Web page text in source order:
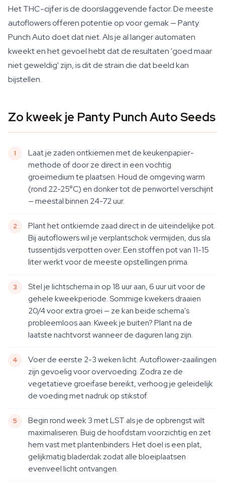
Het THC-cijfer is de doorslaggevende factor. De meeste
autoflowers offeren potentie op voor gemak — Panty
Punch Auto doet dat niet. Als je al langer automaten
kweekt en het gevoel hebt dat de resultaten 'goed maar
niet geweldig' zijn, is dit de strain die dat beeld kan
bijstellen.
Zo kweek je Panty Punch Auto Seeds
Laat je zaden ontkiemen met de keukenpapier-
methode of door ze direct in een vochtig
groeimedium te plaatsen. Houd de omgeving warm
(rond 22-25°C) en donker tot de penwortel verschijnt
— meestal binnen 24-72 uur.
Plant het ontkiemde zaad direct in de uiteindelijke pot.
Bij autoflowers wil je verplantschok vermijden, dus sla
tussentijds verpotten over. Een stoffen pot van 11-15
liter werkt voor de meeste opstellingen prima.
Stel je lichtschema in op 18 uur aan, 6 uur uit voor de
gehele kweekperiode. Sommige kwekers draaien
20/4 voor extra groei — ze kan beide schema's
probleemloos aan. Kweek je buiten? Plant na de
laatste nachtvorst wanneer de daguren lang zijn.
Voer de eerste 2-3 weken licht. Autoflower-zaailingen
zijn gevoelig voor overvoeding. Zodra ze de
vegetatieve groeifase bereikt, verhoog je geleidelijk
de voeding met nadruk op stikstof.
Begin rond week 3 met LST als je de opbrengst wilt
maximaliseren. Buig de hoofdstam voorzichtig en zet
hem vast met plantenbinders. Het doel is een plat,
gelijkmatig bladerdak zodat alle bloeiplaatsen
evenveel licht ontvangen.